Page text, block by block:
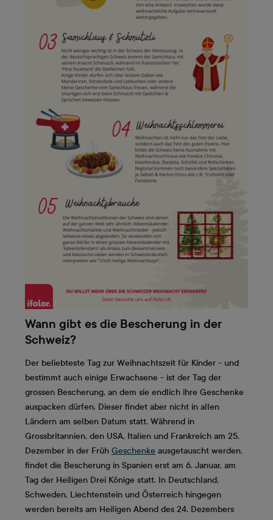
Wann gibt es die Bescherung in der
Schweiz?
Der beliebteste Tag zur Weihnachtszeit für Kinder - und
bestimmt auch einige Erwachsene - ist der Tag der
grossen Bescherung, an dem sie endlich ihre Geschenke
auspacken dürfen. Dieser findet aber nicht in allen
Ländern am selben Datum statt. Während in
Grossbritannien, den USA, Italien und Frankreich am 25.
Dezember in der Früh Geschenke ausgetauscht werden,
findet die Bescherung in Spanien erst am 6. Januar, am
Tag der Heiligen Drei Könige statt. In Deutschland,
Schweden, Liechtenstein und Österreich hingegen
werden bereits am Heiligen Abend des 24. Dezembers